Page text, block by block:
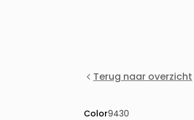
Terug naar overzicht
Color9430